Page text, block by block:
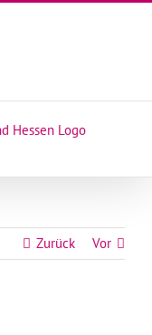
Zurück Vor